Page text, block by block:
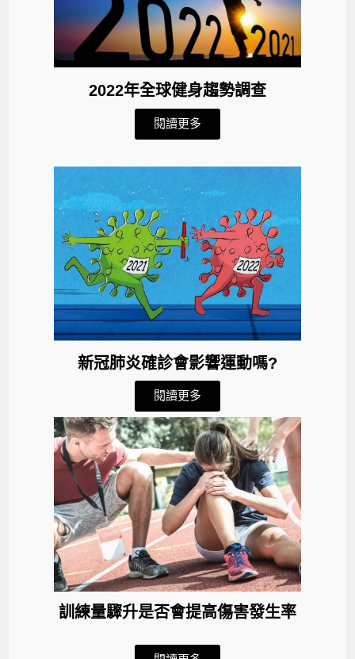
2022年全球健身趨勢調查
閱讀更多
新冠肺炎確診會影響運動嗎?
閱讀更多
訓練量驟升是否會提高傷害發生率